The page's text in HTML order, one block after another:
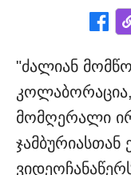
"ძალიან
მომღერალი